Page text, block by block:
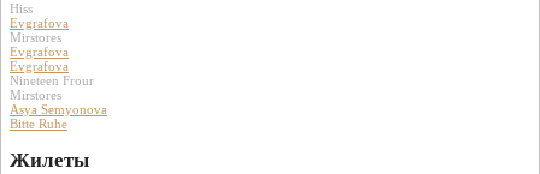
Hiss
Evgrafova
Mirstores
Evgrafova
Evgrafova
Nineteen Frour
Mirstores
Asya Semyonova
Bitte Ruhe
Жилеты